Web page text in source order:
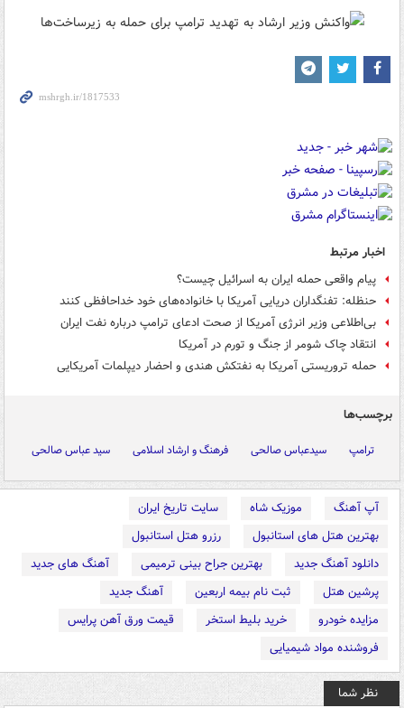
اخبار مرتبط
پیام واقعی حمله ایران به اسرائیل چیست؟
حنظله: تفنگداران دریایی آمریکا با خانواده‌های خود خداحافظی کنند
بی‌اطلاعی وزیر انرژی آمریکا از صحت ادعای ترامپ درباره نفت ایران
انتقاد چاک شومر از جنگ و تورم در آمریکا
حمله تروریستی آمریکا به نفتکش هندی و احضار دیپلمات آمریکایی
برچسب‌ها
ترامپ سیدعباس صالحی فرهنگ و ارشاد اسلامی سید عباس صالحی
آپ آهنگ موزیک شاه
سایت تاریخ ایران
بهترین هتل های استانبول
رزرو هتل استانبول
دانلود آهنگ جدید
بهترین جراح بینی ترمیمی
آهنگ های جدید
پرشین هتل
ثبت نام بیمه اربعین
آهنگ جدید
مزایده خودرو
خرید بلیط استخر
قیمت ورق آهن پرایس
فروشنده مواد شیمیایی
نظر شما